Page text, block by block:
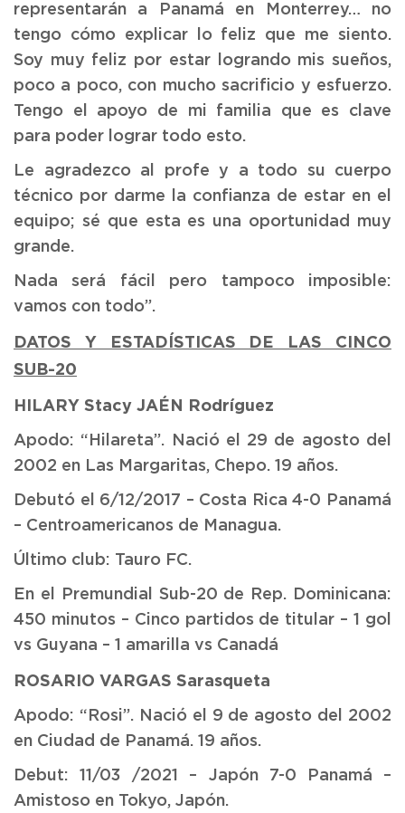
representarán a Panamá en Monterrey… no
tengo cómo explicar lo feliz que me siento.
Soy muy feliz por estar logrando mis sueños,
poco a poco, con mucho sacrificio y esfuerzo.
Tengo el apoyo de mi familia que es clave
para poder lograr todo esto.
Le agradezco al profe y a todo su cuerpo
técnico por darme la confianza de estar en el
equipo; sé que esta es una oportunidad muy
grande.
Nada será fácil pero tampoco imposible:
vamos con todo”.
DATOS Y ESTADÍSTICAS DE LAS CINCO
SUB-20
HILARY Stacy JAÉN Rodríguez
Apodo: “Hilareta”. Nació el 29 de agosto del
2002 en Las Margaritas, Chepo. 19 años.
Debutó el 6/12/2017 – Costa Rica 4-0 Panamá
– Centroamericanos de Managua.
Último club: Tauro FC.
En el Premundial Sub-20 de Rep. Dominicana:
450 minutos – Cinco partidos de titular – 1 gol
vs Guyana – 1 amarilla vs Canadá
ROSARIO VARGAS Sarasqueta
Apodo: “Rosi”. Nació el 9 de agosto del 2002
en Ciudad de Panamá. 19 años.
Debut: 11/03 /2021 – Japón 7-0 Panamá –
Amistoso en Tokyo, Japón.